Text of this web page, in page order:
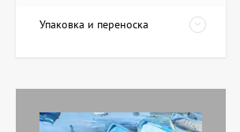
Упаковка и переноска
11 238 UAH